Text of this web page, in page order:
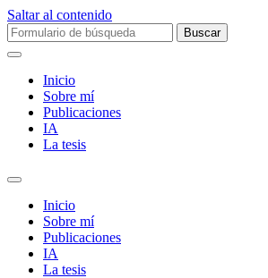
Saltar al contenido
Buscar:
Inicio
Sobre mí­
Publicaciones
IA
La tesis
Alternar
campo
búsqueda
Inicio
Sobre mí­
Publicaciones
IA
La tesis